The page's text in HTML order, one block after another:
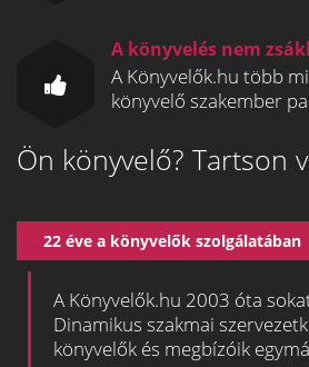
A könyvelés nem
A Könyvelők.hu több
könyvelő szakember
Ön könyvelő? Tartson
22 éve a könyvelők szolgálatában
A Könyvelők.hu 2003 óta
Dinamikus szakmai
könyvelők és megbízóik